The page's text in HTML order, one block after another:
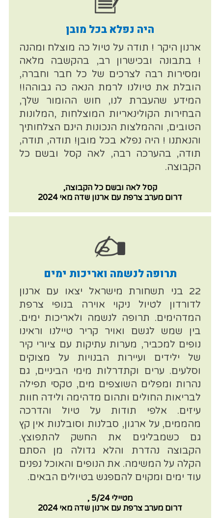
היה נפלא בכל מובן
ארנון היקר ! תודה על טיול כה מוצלח ומהנה
! בתבונה ובכישרון רב, בהקשבה מלאה
ומסירות רבה לצרכים של כל חבר וחברה,
הובלת את טיולנו לרמת הנאה כה גבוהה!!
המידע שהעברת לנו, חוש ההומור שלך,
הבחירות הקולינאריות המוצלחות ,המלונות
הטובים, וההמלצות הנכונות הינם הצלחותיך
והנאתנו ! היה נפלא בכל מובן! תודה, תודה,
תודה, בהערכה רבה, לאה קסל ובשם כל
הקבוצה.
קסל לאה ובשם כל הקבוצה,
דרום מערב צרפת עם ארנון שדה מאי 2024
תרופה לנשמה ואריכות ימים
22 בני תשחורת מישראל יצאו עם ארנון
לדורדון לטיול ניקוי אוירה בנופי צרפת
המדהימים. תרופה לנשמה ולאריכות ימים.
בין שמש לגשם ואויר קריר טיילנו וראינו
נופים למכביר, מערות עתיקות עם ציורי קיר
של ילידים ועיירות הבנויות על מצוקים
וסלעים. ערים וקתדרלות מימי הביניים, גם
נהרות ומפלים השוצפים מים, טקסי תפילה
לבריאות החולים ותהום מדהימה ולידה חוות
עיזים. אלפי תודות על טיול והדרכה
מהממים, על ארגון, סבלנות וסובלנות אין קץ
גם כשמבליגים את החשק להתפוצץ.
הקבוצה נהדרת והלא גדולה מן הסתם
הקלה על המשימה. את הנופים והאוכל נפנים
עוד ימים ומקוים להםפגש בטיולים הבאים.
מטיילי 5/24 ,
דרום מערב צרפת עם ארנון שדה מאי 2024